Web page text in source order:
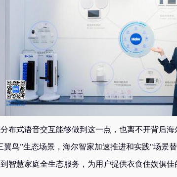
式语音交互能够做到这一点，也离不开背后海
翼鸟”生态场景，海尔智家加速推进和实践"场景
智慧家庭全生态服务，为用户提供衣食住娱俱